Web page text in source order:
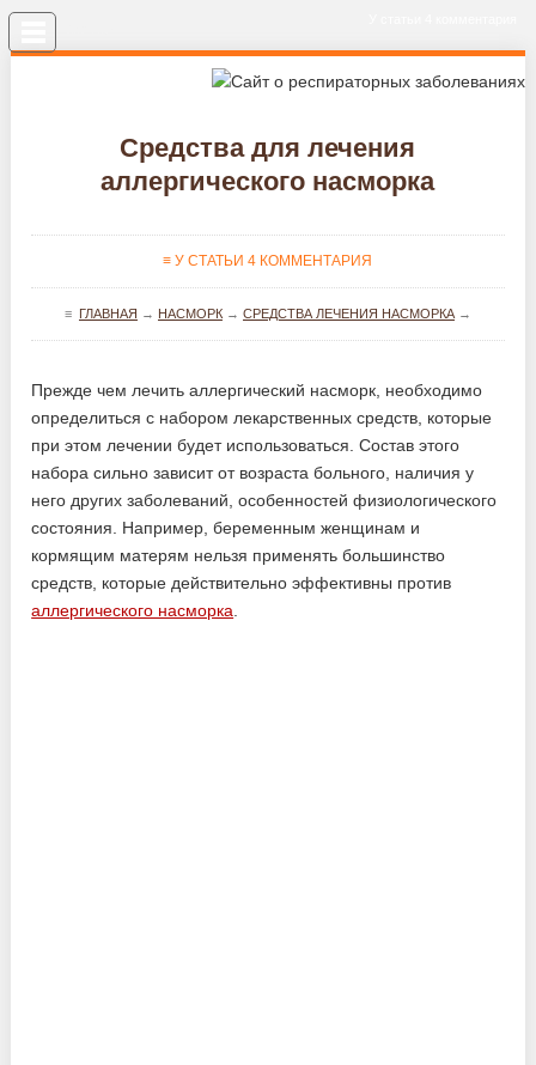
Средства для лечения
аллергического насморка
≡ У СТАТЬИ 4 КОММЕНТАРИЯ
≡ ГЛАВНАЯ → НАСМОРК→ СРЕДСТВА ЛЕЧЕНИЯ НАСМОРКА→
Прежде чем лечить аллергический насморк, необходимо
определиться с набором лекарственных средств, которые
при этом лечении будет использоваться. Состав этого
набора сильно зависит от возраста больного, наличия у
него других заболеваний, особенностей физиологического
состояния. Например, беременным женщинам и
кормящим матерям нельзя применять большинство
средств, которые действительно эффективны против
аллергического насморка